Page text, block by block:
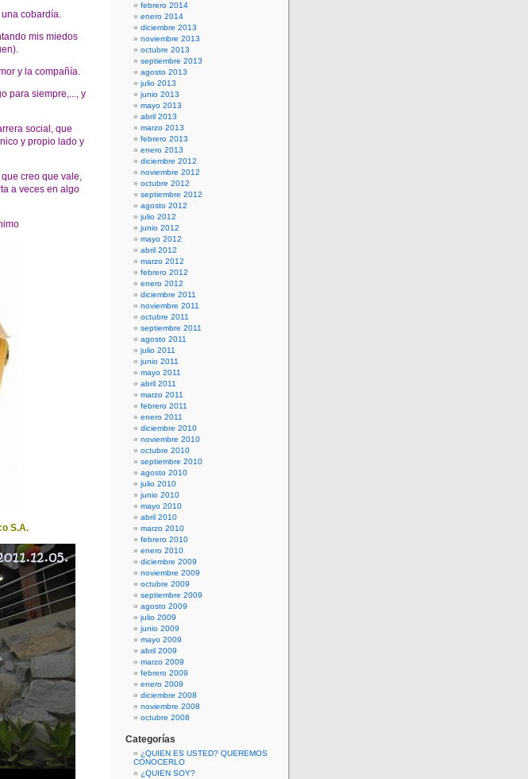
cobardía.
mis miedos
y la compañía.
para siempre,..., y
social, que
y propio lado y
creo que vale,
a veces en algo
S.A.
febrero 2014
enero 2014
diciembre 2013
noviembre 2013
octubre 2013
septiembre 2013
agosto 2013
julio 2013
junio 2013
mayo 2013
abril 2013
marzo 2013
febrero 2013
enero 2013
diciembre 2012
noviembre 2012
octubre 2012
septiembre 2012
agosto 2012
julio 2012
junio 2012
mayo 2012
abril 2012
marzo 2012
febrero 2012
enero 2012
diciembre 2011
noviembre 2011
octubre 2011
septiembre 2011
agosto 2011
julio 2011
junio 2011
mayo 2011
abril 2011
marzo 2011
febrero 2011
enero 2011
diciembre 2010
noviembre 2010
octubre 2010
septiembre 2010
agosto 2010
julio 2010
junio 2010
mayo 2010
abril 2010
marzo 2010
febrero 2010
enero 2010
diciembre 2009
noviembre 2009
octubre 2009
septiembre 2009
agosto 2009
julio 2009
junio 2009
mayo 2009
abril 2009
marzo 2009
febrero 2009
enero 2009
diciembre 2008
noviembre 2008
octubre 2008
Categorías
¿QUIEN ES USTED? QUEREMOS
CONOCERLO
¿QUIEN SOY?